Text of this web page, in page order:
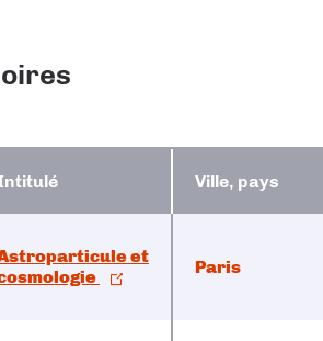
Ville, pays
et
Paris